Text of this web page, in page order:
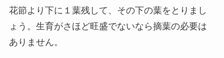
花節より下に１葉残して、その下の葉をとりまし
ょう。生育がさほど旺盛でないなら摘葉の必要は
ありません。